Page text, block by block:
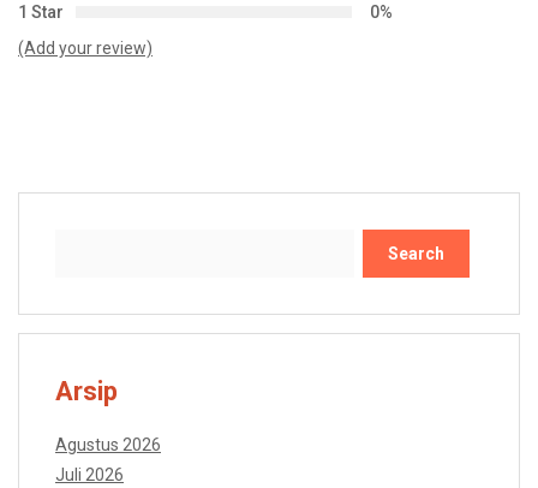
1 Star
0%
(Add your review)
Arsip
Agustus 2026
Juli 2026